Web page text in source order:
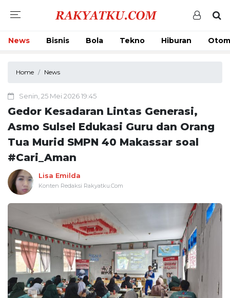
News Bisnis Bola Tekno Hiburan
Home News
Senin, 25 Mei 2026 19:45
Gedor Kesadaran Lintas Generasi,
Asmo Sulsel Edukasi Guru dan Orang
Tua Murid SMPN 40 Makassar soal
#Cari_Aman
Lisa Emilda
Konten Redaksi Rakyatku.Com